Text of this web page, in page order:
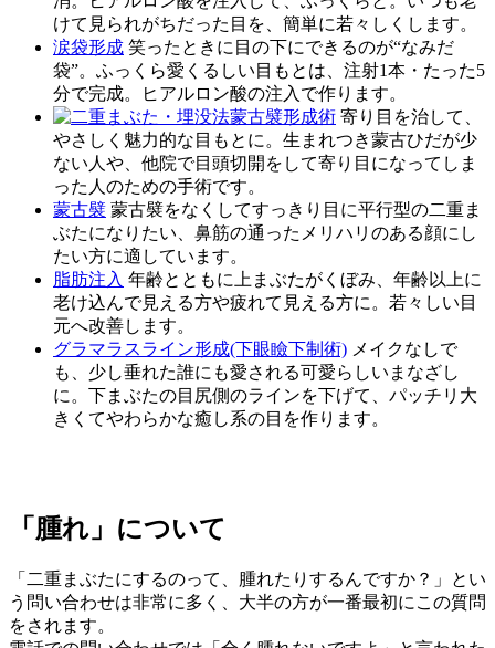
けて見られがちだった目を、簡単に若々しくします。
涙袋形成 笑ったときに目の下にできるのが“なみだ
袋”。ふっくら愛くるしい目もとは、注射1本・たった5
分で完成。ヒアルロン酸の注入で作ります。
蒙古襞形成術 寄り目を治して、
やさしく魅力的な目もとに。生まれつき蒙古ひだが少
ない人や、他院で目頭切開をして寄り目になってしま
った人のための手術です。
蒙古襞 蒙古襞をなくしてすっきり目に平行型の二重ま
ぶたになりたい、鼻筋の通ったメリハリのある顔にし
たい方に適しています。
脂肪注入 年齢とともに上まぶたがくぼみ、年齢以上に
老け込んで見える方や疲れて見える方に。若々しい目
元へ改善します。
グラマラスライン形成(下眼瞼下制術) メイクなしで
も、少し垂れた誰にも愛される可愛らしいまなざし
に。下まぶたの目尻側のラインを下げて、パッチリ大
きくてやわらかな癒し系の目を作ります。
「腫れ」について
「二重まぶたにするのって、腫れたりするんですか？」とい
う問い合わせは非常に多く、大半の方が一番最初にこの質問
をされます。